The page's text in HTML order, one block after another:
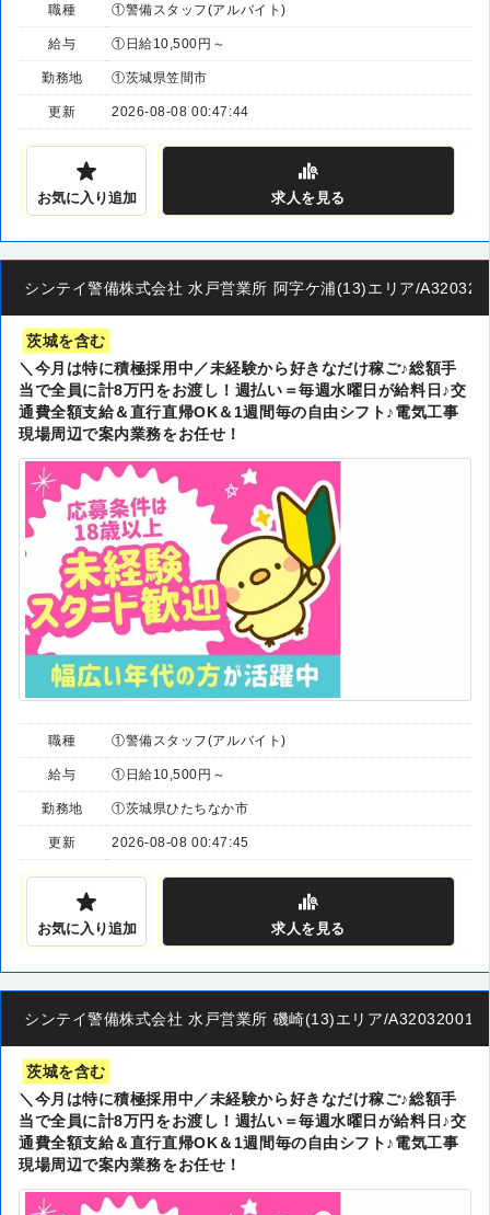
職種 ①警備スタッフ(アルバイト)
給与 ①日給10,500円～
勤務地 ①茨城県笠間市
更新 2026-08-08 00:47:44
お気に入り追加 求人 を見る
シンテイ警備株式会社 水戸営業所 阿字ケ浦(13)エリア/
茨城を含む
＼今月は特に積極採用中／未経験から好きなだけ稼ご♪総額手
当で全員に計8万円をお渡し！週払い＝毎週水曜日が給料日♪交
通費全額支給＆直行直帰OK＆1週間毎の自由シフト♪電気工事
現場周辺で案内業務をお任せ！
職種 ①警備スタッフ(アルバイト)
給与 ①日給10,500円～
勤務地 ①茨城県ひたちなか市
更新 2026-08-08 00:47:45
お気に入り追加 求人を見る
シンテイ警備株式会社 水戸営業所 磯崎(13)エリア/
茨城を含む
＼今月は特に積極採用中／未経験から好きなだけ稼ご♪総額手
当で全員に計8万円をお渡し！週払い＝毎週水曜日が給料日♪交
通費全額支給＆直行直帰OK＆1週間毎の自由シフト♪電気工事
現場周辺で案内業務をお任せ！